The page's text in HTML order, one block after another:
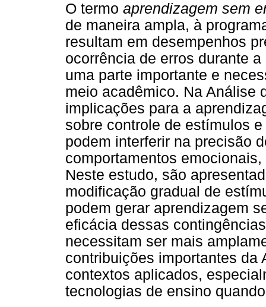
O termo aprendizagem sem
de maneira ampla, à
resultam em desempenhos
ocorrência de erros durante
uma parte importante e
meio acadêmico. Na Análise
implicações para a
sobre controle de estímulos
podem interferir na precisão
comportamentos
Neste estudo, são
modificação gradual de
podem gerar aprendizagem
eficácia dessas
necessitam ser mais
contribuições importantes da
contextos aplicados,
tecnologias de ensino